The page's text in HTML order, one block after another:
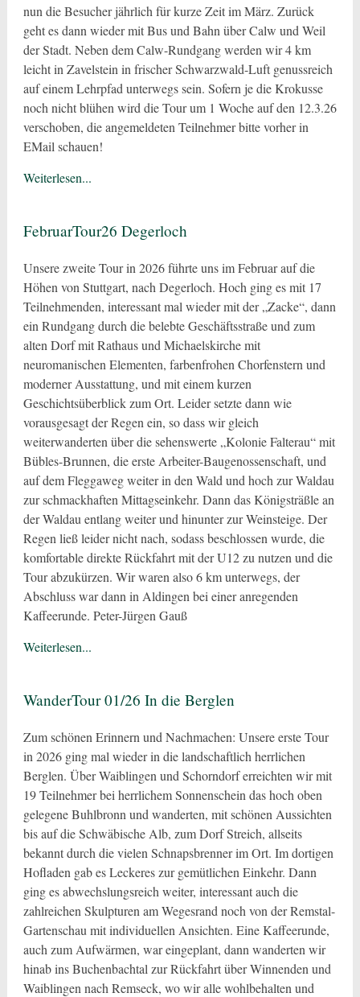
nun die Besucher jährlich für kurze Zeit im März. Zurück
geht es dann wieder mit Bus und Bahn über Calw und Weil
der Stadt. Neben dem Calw-Rundgang werden wir 4 km
leicht in Zavelstein in frischer Schwarzwald-Luft genussreich
auf einem Lehrpfad unterwegs sein. Sofern je die Krokusse
noch nicht blühen wird die Tour um 1 Woche auf den 12.3.26
verschoben, die angemeldeten Teilnehmer bitte vorher in
EMail schauen!
Weiterlesen...
FebruarTour26 Degerloch
Unsere zweite Tour in 2026 führte uns im Februar auf die
Höhen von Stuttgart, nach Degerloch. Hoch ging es mit 17
Teilnehmenden, interessant mal wieder mit der „Zacke“, dann
ein Rundgang durch die belebte Geschäftsstraße und zum
alten Dorf mit Rathaus und Michaelskirche mit
neuromanischen Elementen, farbenfrohen Chorfenstern und
moderner Ausstattung, und mit einem kurzen
Geschichtsüberblick zum Ort. Leider setzte dann wie
vorausgesagt der Regen ein, so dass wir gleich
weiterwanderten über die sehenswerte „Kolonie Falterau“ mit
Bübles-Brunnen, die erste Arbeiter-Baugenossenschaft, und
auf dem Fleggaweg weiter in den Wald und hoch zur Waldau
zur schmackhaften Mittagseinkehr. Dann das Königsträßle an
der Waldau entlang weiter und hinunter zur Weinsteige. Der
Regen ließ leider nicht nach, sodass beschlossen wurde, die
komfortable direkte Rückfahrt mit der U12 zu nutzen und die
Tour abzukürzen. Wir waren also 6 km unterwegs, der
Abschluss war dann in Aldingen bei einer anregenden
Kaffeerunde. Peter-Jürgen Gauß
Weiterlesen...
WanderTour 01/26 In die Berglen
Zum schönen Erinnern und Nachmachen: Unsere erste Tour
in 2026 ging mal wieder in die landschaftlich herrlichen
Berglen. Über Waiblingen und Schorndorf erreichten wir mit
19 Teilnehmer bei herrlichem Sonnenschein das hoch oben
gelegene Buhlbronn und wanderten, mit schönen Aussichten
bis auf die Schwäbische Alb, zum Dorf Streich, allseits
bekannt durch die vielen Schnapsbrenner im Ort. Im dortigen
Hofladen gab es Leckeres zur gemütlichen Einkehr. Dann
ging es abwechslungsreich weiter, interessant auch die
zahlreichen Skulpturen am Wegesrand noch von der Remstal-
Gartenschau mit individuellen Ansichten. Eine Kaffeerunde,
auch zum Aufwärmen, war eingeplant, dann wanderten wir
hinab ins Buchenbachtal zur Rückfahrt über Winnenden und
Waiblingen nach Remseck, wo wir alle wohlbehalten und